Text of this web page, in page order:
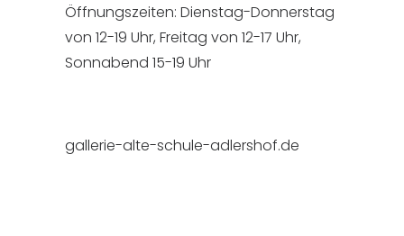
Öffnungszeiten: Dienstag-Donnerstag
von 12-19 Uhr, Freitag von 12-17 Uhr,
Sonnabend 15-19 Uhr
gallerie-alte-schule-adlershof.de